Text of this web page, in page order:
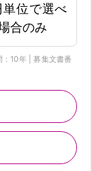
位で選べ
合のみ
10年 | 募集文書番